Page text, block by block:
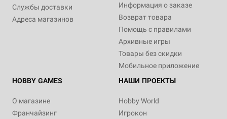
Службы доставки
Адреса магазинов
Информация о заказе
Возврат товара
Помощь с правилами
Архивные игры
Товары без скидки
Мобильное приложение
HOBBY GAMES
О магазине
Франчайзинг
НАШИ ПРОЕКТЫ
Hobby World
Игрокон